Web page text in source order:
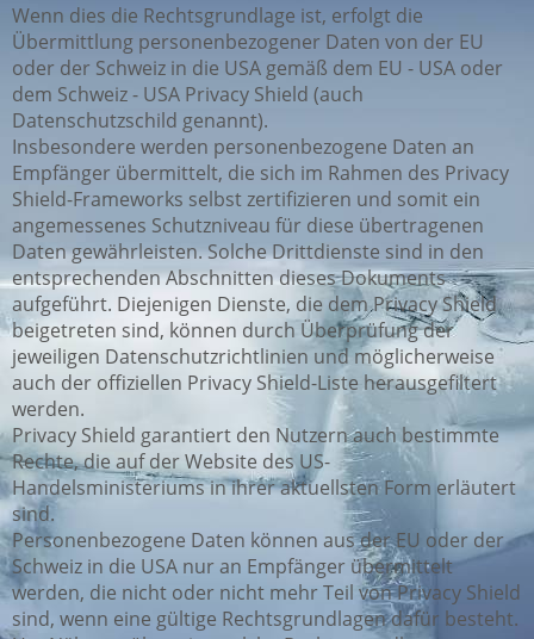
Wenn dies die Rechtsgrundlage ist, erfolgt die
Übermittlung personenbezogener Daten von der EU
oder der Schweiz in die USA gemäß dem EU - USA oder
dem Schweiz - USA Privacy Shield (auch
Datenschutzschild genannt).
Insbesondere werden personenbezogene Daten an
Empfänger übermittelt, die sich im Rahmen des Privacy
Shield-Frameworks selbst zertifizieren und somit ein
angemessenes Schutzniveau für diese übertragenen
Daten gewährleisten. Solche Drittdienste sind in den
entsprechenden Abschnitten dieses Dokuments
aufgeführt. Diejenigen Dienste, die dem Privacy Shield
beigetreten sind, können durch Überprüfung der
jeweiligen Datenschutzrichtlinien und möglicherweise
auch der offiziellen Privacy Shield-Liste herausgefiltert
werden.
Privacy Shield garantiert den Nutzern auch bestimmte
Rechte, die auf der Website des US-
Handelsministeriums in ihrer aktuellsten Form erläutert
sind.
Personenbezogene Daten können aus der EU oder der
Schweiz in die USA nur an Empfänger übermittelt
werden, die nicht oder nicht mehr Teil von Privacy Shield
sind, wenn eine gültige Rechtsgrundlagen dafür besteht.